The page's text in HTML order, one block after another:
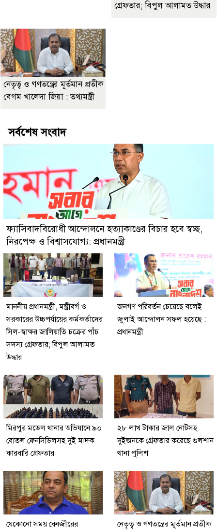
গ্রেফতার; বিপুল আলামত উদ্ধার
নেতৃত্ব ও গণতন্ত্রের মূর্তমান প্রতীক
বেগম খালেদা জিয়া : তথ্যমন্ত্রী
সর্বশেষ সংবাদ
ফ্যাসিবাদবিরোধী আন্দোলনে হত্যাকাণ্ডের বিচার হবে স্বচ্ছ,
নিরপেক্ষ ও বিশ্বাসযোগ্য: প্রধানমন্ত্রী
মাননীয় প্রধানমন্ত্রী, মন্ত্রীবর্গ ও
সরকারের উচ্চপর্যায়ের কর্মকর্তাদের
সিল-স্বাক্ষর জালিয়াতি চক্রের পাঁচ
সদস্য গ্রেফতার; বিপুল আলামত
উদ্ধার
জনগণ পরিবর্তন চেয়েছে বলেই
জুলাই আন্দোলন সফল হয়েছে :
প্রধানমন্ত্রী
মিরপুর মডেল থানার অভিযানে ৯০
বোতল ফেনসিডিলসহ দুই মাদক
কারবারি গ্রেফতার
২৮ লাখ টাকার জাল নোটসহ
দুইজনকে গ্রেফতার করেছে গুলশান
থানা পুলিশ
যেকোনো সময় বেনজীরের
নেতৃত্ব ও গণতন্ত্রের মূর্তমান প্রতীক